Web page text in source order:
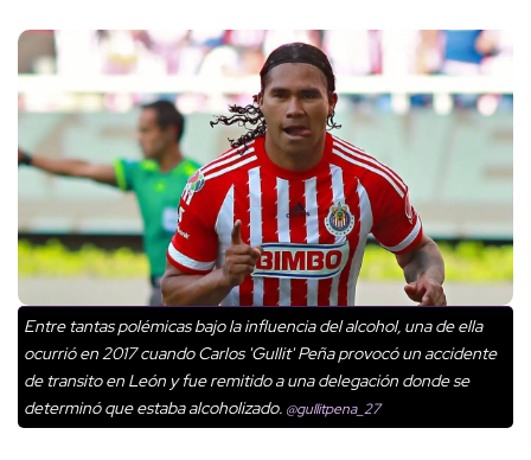
Entre tantas polémicas bajo la influencia del alcohol, una de ella
ocurrió en 2017 cuando Carlos 'Gullit' Peña provocó un accidente
de transito en León y fue remitido a una delegación donde se
determinó que estaba alcoholizado. @gullitpena_27